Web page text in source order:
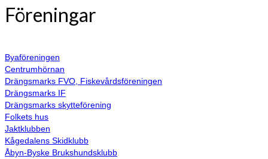
Föreningar
Byaföreningen
Centrumhörnan
Drängsmarks FVO, Fiskevårdsföreningen
Drängsmarks IF
Drängsmarks skytteförening
Folkets hus
Jaktklubben
Kågedalens Skidklubb
Åbyn-Byske Brukshundsklubb